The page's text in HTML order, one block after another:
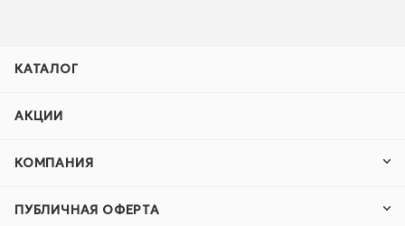
КАТАЛОГ
АКЦИИ
КОМПАНИЯ
ПУБЛИЧНАЯ ОФЕРТА